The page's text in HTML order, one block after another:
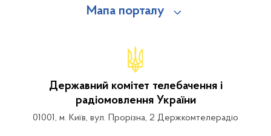
Мапа порталу
Державний комітет телебачення і
радіомовлення України
01001, м. Київ, вул. Прорізна, 2 Держкомтелерадіо